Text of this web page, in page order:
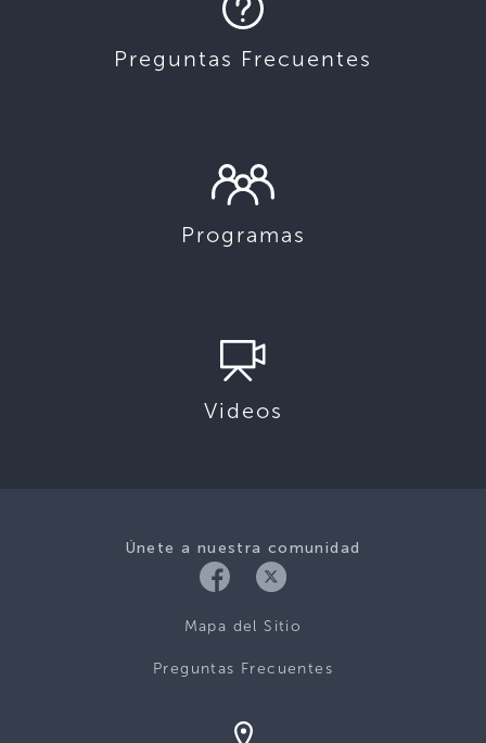
Preguntas Frecuentes
Programas
Videos
Únete a nuestra comunidad
Mapa del Sitio
Preguntas Frecuentes